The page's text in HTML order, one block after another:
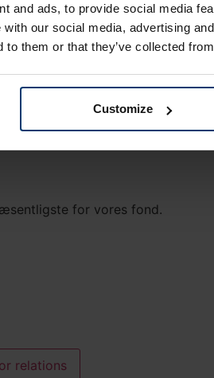
and ads, to provide social media
our social media, advertising
to them or that they’ve collected
Customize
i fonden.
for vores fond.
relations